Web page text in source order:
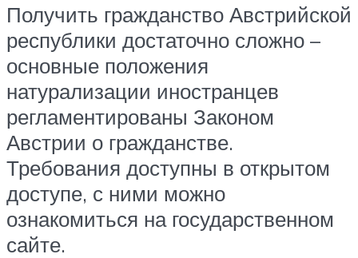
Получить гражданство Австрийской
республики достаточно сложно –
основные положения
натурализации иностранцев
регламентированы Законом
Австрии о гражданстве.
Требования доступны в открытом
доступе, с ними можно
ознакомиться на государственном
сайте.